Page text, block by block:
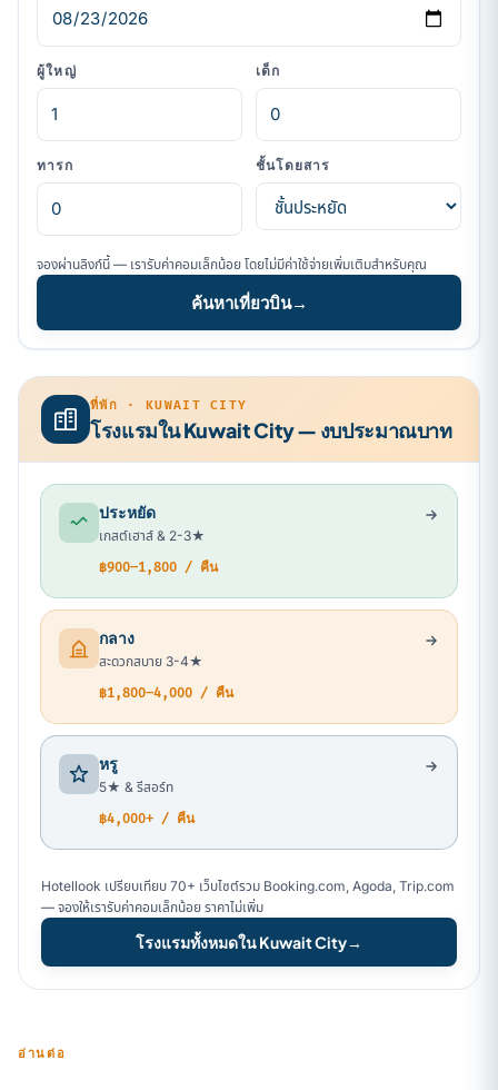
ผู้ใหญ่ เด็ก
ทารก ชั้นโดยสาร
จองผ่านลิงก์นี้ — เรารับค่าคอมเล็กน้อย โดยไม่มีค่าใช้จ่ายเพิ่มเติมสำหรับคุณ
ค้นหาเที่ยวบิน→
ที่พัก · KUWAIT CITY
โรงแรมใน Kuwait City — งบประมาณบาท
ประหยัด
เกสต์เฮาส์ & 2-3★
฿900–1,800 / คืน
กลาง
สะดวกสบาย 3-4★
฿1,800–4,000 / คืน
หรู
5★ & รีสอร์ท
฿4,000+ / คืน
Hotellook เปรียบเทียบ 70+ เว็บไซต์รวม Booking.com, Agoda, Trip.com
— จองให้เรารับค่าคอมเล็กน้อย ราคาไม่เพิ่ม
โรงแรมทั้งหมดใน Kuwait City→
อ่านต่อ